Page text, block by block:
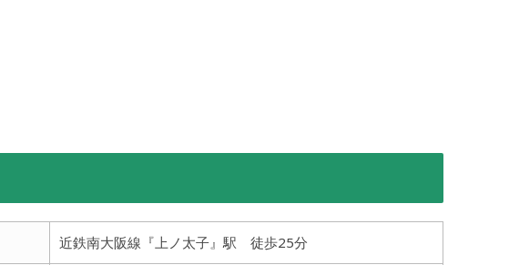
近鉄南大阪線『上ノ太子』駅 徒歩25分